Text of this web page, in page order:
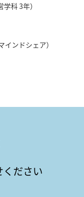
科 3年）
ンドシェア）
ください